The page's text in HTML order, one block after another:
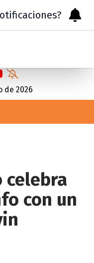
de 2026
celebra
con un